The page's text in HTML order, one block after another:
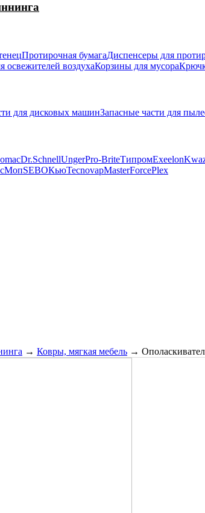
Протирочная бумагаДиспенсеры для
освежителей воздухаКорзины для мусора
для дисковых машинЗапасные части для
Dr.SchnellUngerPro-BriteТипромExeelon
SEBOКьюTecnovapMasterForcePlex
→ Ковры, мягкая мебель →